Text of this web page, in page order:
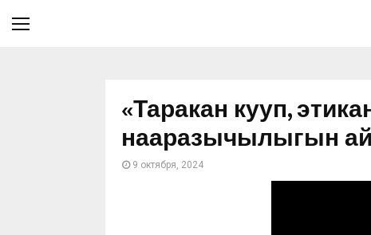
«Таракан кууп,
нааразычылыгын
9 октября, 2024